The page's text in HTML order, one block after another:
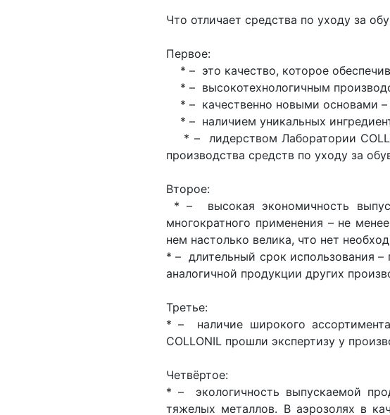
Что отличает средства по уходу за
Первое:
* – это качество, которое
* – высокотехнологичным
* – качественно новыми основами –
* – наличием уникальных
* – лидерством Лаборатории
производства средств по уходу за
Второе:
* – высокая экономичность
многократного применения – не
нем настолько велика, что нет
* – длительный срок использования
аналогичной продукции других
Третье:
* – наличие широкого
COLLONIL прошли экспертизу у
Четвёртое:
* – экологичность выпускаемой
тяжелых металлов. В аэрозолях в